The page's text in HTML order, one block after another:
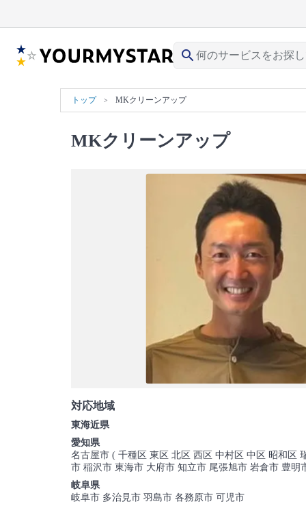
search
トップ MKクリーンアップ
MKクリーンアップ
対応地域
東海近県
愛知県
名古屋市 ( 千種区 東区 北区 西区 中村区 中区 昭和区
市 稲沢市 東海市 大府市 知立市 尾張旭市 岩倉市 豊
岐阜県
岐阜市 多治見市 羽島市 各務原市 可児市